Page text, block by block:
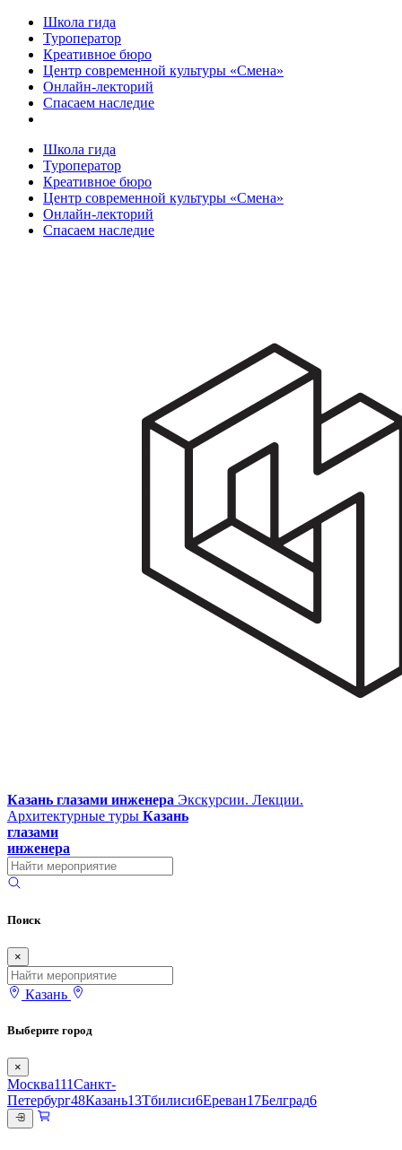
Школа гида
Туроператор
Креативное бюро
Центр современной культуры «Смена»
Онлайн-лекторий
Спасаем наследие
Школа гида
Туроператор
Креативное бюро
Центр современной культуры «Смена»
Онлайн-лекторий
Спасаем наследие
Казань глазами инженера Экскурсии. Лекции.
Архитектурные туры Казань
глазами
инженера
Поиск
×
Казань
Выберите город
×
Москва111Санкт-
Петербург48Казань13Тбилиси6Ереван17Белград6